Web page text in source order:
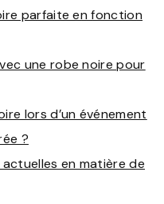
parfaite en fonction
une robe noire pour
lors d’un événement
?
en matière de